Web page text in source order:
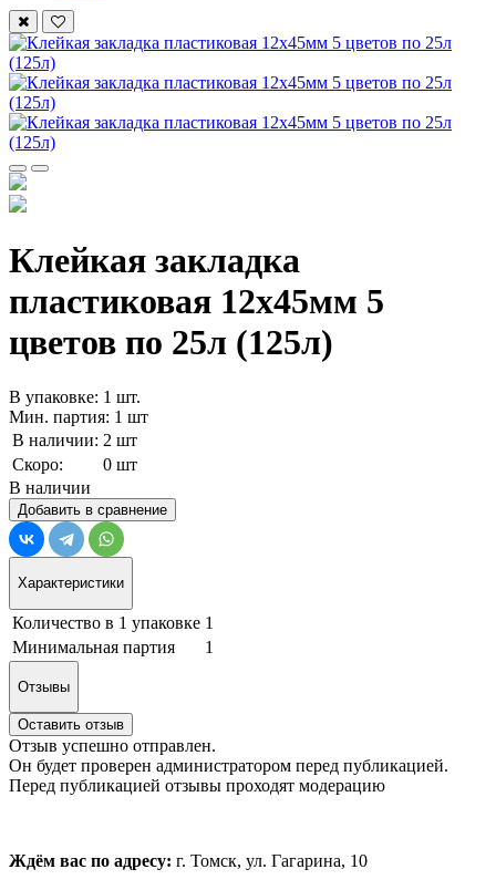
Клейкая закладка
пластиковая 12х45мм 5
цветов по 25л (125л)
В упаковке: 1 шт.
Мин. партия: 1 шт
В наличии: 2 шт
Скоро:
0 шт
В наличии
Добавить в сравнение
Характеристики
Количество в 1 упаковке 1
Минимальная партия
1
Отзывы
Оставить отзыв
Отзыв успешно отправлен.
Он будет проверен администратором перед публикацией.
Перед публикацией отзывы проходят модерацию
Ждём вас по адресу: г. Томск, ул. Гагарина, 10